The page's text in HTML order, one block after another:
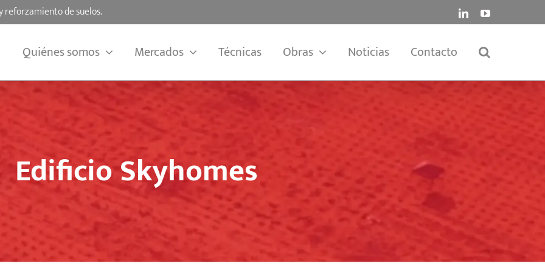
reforzamiento de suelos. LinkedInYouTube
Quiénes somos Mercados Técnicas Obras Noticias Contacto
Edificio Skyhomes